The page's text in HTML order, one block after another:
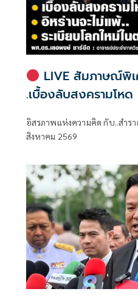
LIVE สัมภาษณ์พิ
.เบื้องลับสงครามโหด
อิสรภาพแห่งความคิ
อิสรภาพแห่งความคิด กับ..สำร
สิงหาคม 2569